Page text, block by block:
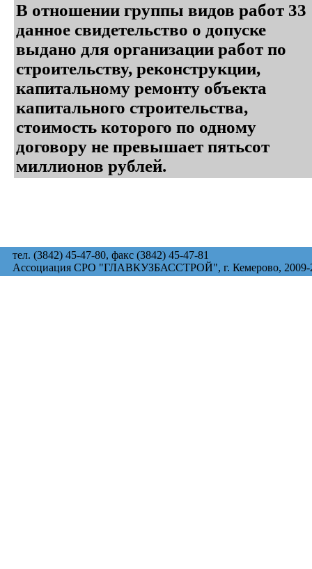
В отношении группы видов работ 33
данное свидетельство о допуске
выдано для организации работ по
строительству, реконструкции,
капитальному ремонту объекта
капитального строительства,
стоимость которого по одному
договору не превышает пятьсот
миллионов рублей.
тел. (3842) 45-47-80, факс (3842) 45-47-81
Ассоциация СРО "ГЛАВКУЗБАССТРОЙ", г. Кемерово, 2009-